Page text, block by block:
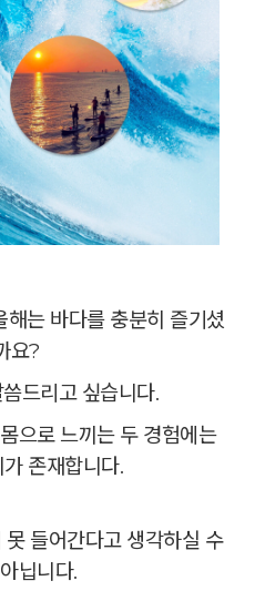
는 바다를 충분히 즐기셨
요?
드리고 싶습니다.
으로 느끼는 두 경험에는
존재합니다.
들어간다고 생각하실 수
닙니다.